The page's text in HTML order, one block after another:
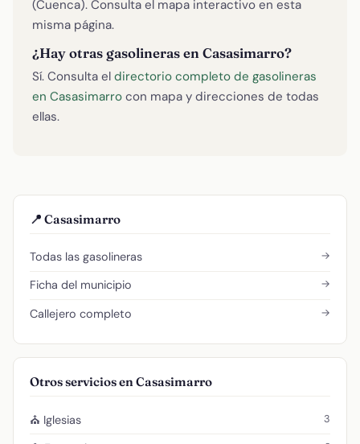
(Cuenca). Consulta el mapa interactivo en esta
misma página.
¿Hay otras gasolineras en Casasimarro?
Sí. Consulta el directorio completo de gasolineras
en Casasimarro con mapa y direcciones de todas
ellas.
📍 Casasimarro
Todas las gasolineras →
Ficha del municipio →
Callejero completo →
Otros servicios en Casasimarro
⛪ Iglesias 3